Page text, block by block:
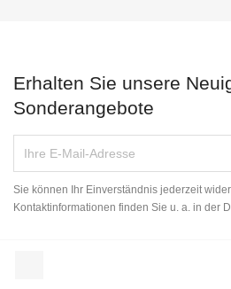
Erhalten Sie unsere
Sonderangebote
Sie können Ihr Einverständnis jederzeit
Kontaktinformationen finden Sie u. a. in der